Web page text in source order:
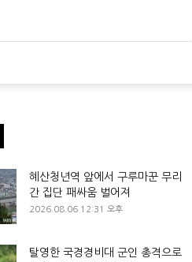
혜산청년역 앞에서 구루마꾼 무리
간 집단 패싸움 벌어져
2026.08.06 12:31 오후
탈영한 국경경비대 군인 총격으로